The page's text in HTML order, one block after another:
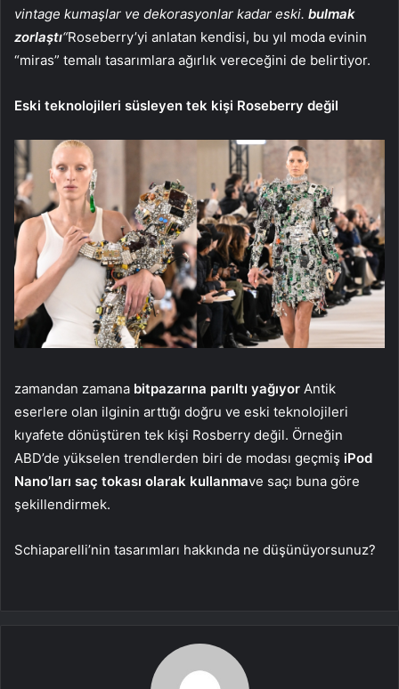
vintage kumaşlar ve dekorasyonlar kadar eski. bulmak
zorlaştı“Roseberry’yi anlatan kendisi, bu yıl moda evinin
“miras” temalı tasarımlara ağırlık vereceğini de belirtiyor.
Eski teknolojileri süsleyen tek kişi Roseberry değil
zamandan zamana bitpazarına parıltı yağıyor Antik
eserlere olan ilginin arttığı doğru ve eski teknolojileri
kıyafete dönüştüren tek kişi Rosberry değil. Örneğin
ABD’de yükselen trendlerden biri de modası geçmiş iPod
Nano’ları saç tokası olarak kullanmave saçı buna göre
şekillendirmek.
Schiaparelli’nin tasarımları hakkında ne düşünüyorsunuz?